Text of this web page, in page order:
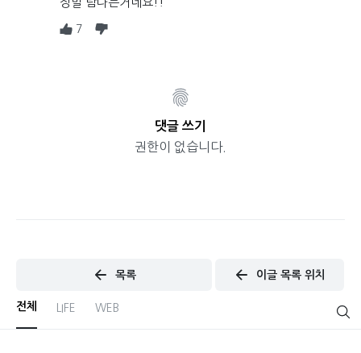
7
댓글 쓰기
권한이 없습니다.
목록 이글 목록 위치
전체 LIFE WEB